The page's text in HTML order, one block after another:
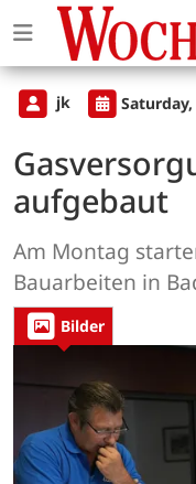
jk
aufgebaut
Am Montag
Bauarbeiten in
Bilder